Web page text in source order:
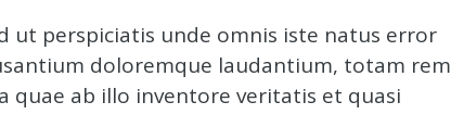
ut perspiciatis unde omnis iste natus error
doloremque laudantium, totam rem
quae ab illo inventore veritatis et quasi